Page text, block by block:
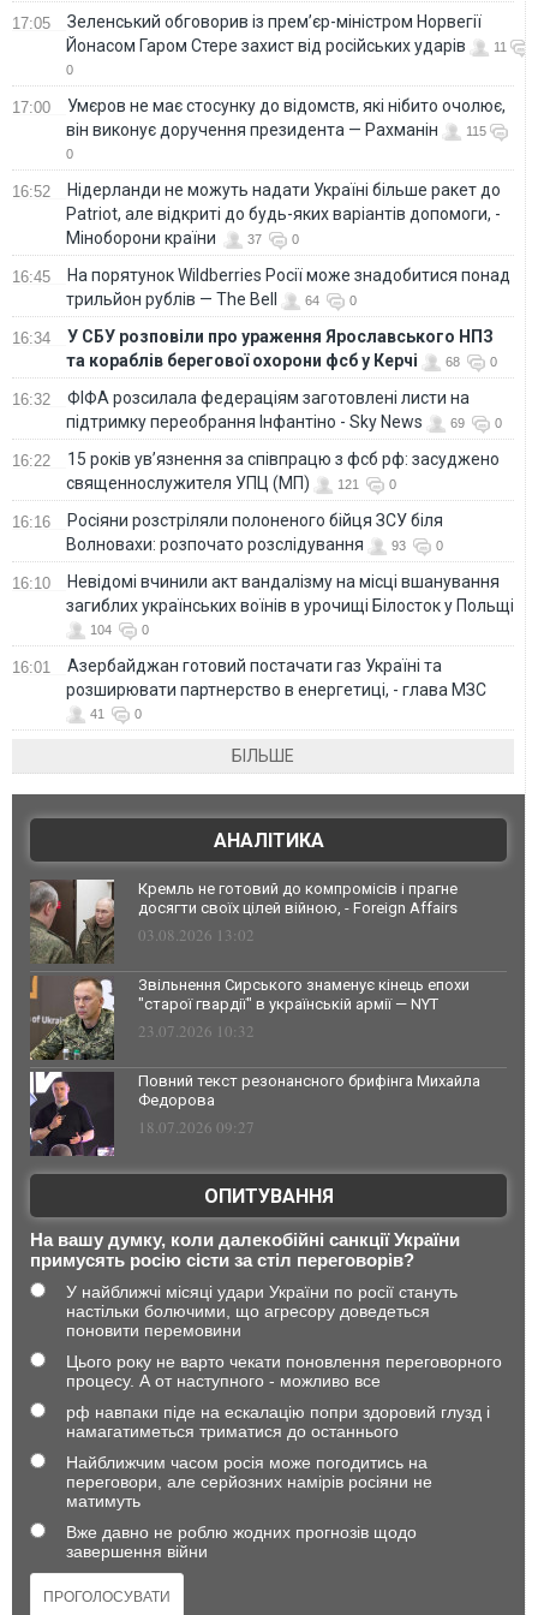
17:05
Зеленський обговорив із прем’єр-міністром Норвегії
Йонасом Гаром Стере захист від російських ударів
11
0
17:00
Умєров не має стосунку до відомств, які нібито очолює,
він виконує доручення президента — Рахманін
115
0
16:52
Нідерланди не можуть надати Україні більше ракет до
Patriot, але відкриті до будь-яких варіантів допомоги, -
Міноборони країни
37 0
16:45
На порятунок Wildberries Росії може знадобитися понад
трильйон рублів — The Bell
64 0
16:34
У СБУ розповіли про ураження Ярославського НПЗ
та кораблів берегової охорони фсб у Керчі
68 0
16:32
ФІФА розсилала федераціям заготовлені листи на
підтримку переобрання Інфантіно - Sky News
69 0
16:22
15 років ув’язнення за співпрацю з фсб рф: засуджено
священнослужителя УПЦ (МП)
121 0
16:16
Росіяни розстріляли полоненого бійця ЗСУ біля
Волновахи: розпочато розслідування
93 0
16:10
Невідомі вчинили акт вандалізму на місці вшанування
загиблих українських воїнів в урочищі Білосток у Польщі
104 0
16:01
Азербайджан готовий постачати газ Україні та
розширювати партнерство в енергетиці, - глава МЗС
41 0
БІЛЬШЕ
АНАЛІТИКА
Кремль не готовий до компромісів і прагне
досягти своїх цілей війною, - Foreign Affairs
03.08.2026 13:02
Звільнення Сирського знаменує кінець епохи
"старої гвардії" в українській армії — NYT
23.07.2026 10:32
Повний текст резонансного брифінга Михайла
Федорова
18.07.2026 09:27
ОПИТУВАННЯ
На вашу думку, коли далекобійні санкції України
примусять росію сісти за стіл переговорів?
У найближчі місяці удари України по росії стануть
настільки болючими, що агресору доведеться
поновити перемовини
Цього року не варто чекати поновлення переговорного
процесу. А от наступного - можливо все
рф навпаки піде на ескалацію попри здоровий глузд і
намагатиметься триматися до останнього
Найближчим часом росія може погодитись на
переговори, але серйозних намірів росіяни не
матимуть
Вже давно не роблю жодних прогнозів щодо
завершення війни